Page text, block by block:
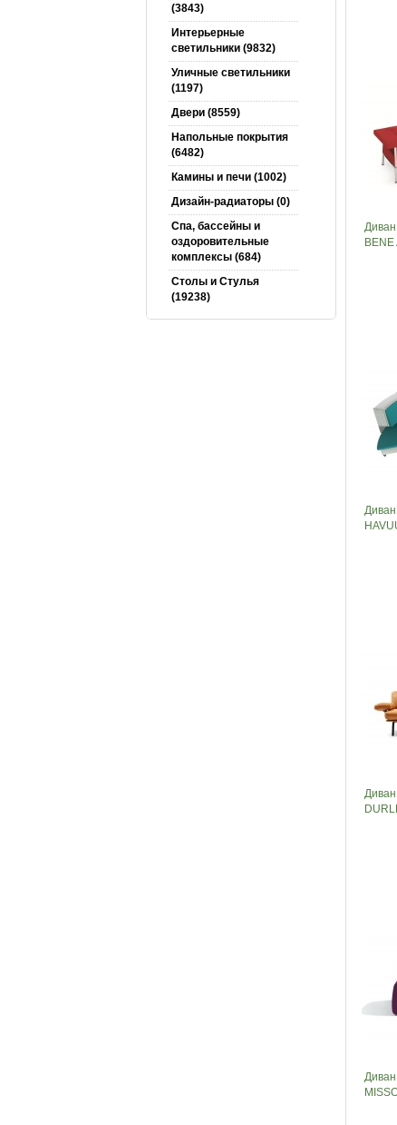
(3843)
Интерьерные
светильники (9832)
Уличные светильники
(1197)
Двери (8559)
Напольные покрытия
(6482)
Камины и печи (1002)
Дизайн-радиаторы (0)
Спа, бассейны и
оздоровительные
комплексы (684)
Столы и Cтулья
(19238)
Диван